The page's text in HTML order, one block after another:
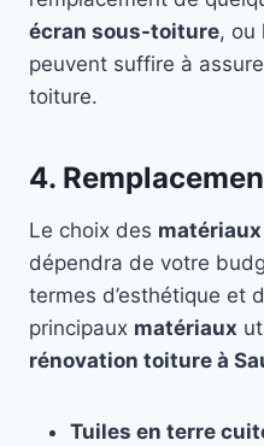
écran sous-toiture, ou
peuvent suffire à
toiture.
4.
Le choix des matériaux
dépendra de votre
termes d’esthétique et
principaux matériaux
rénovation toiture à
Tuiles en terre